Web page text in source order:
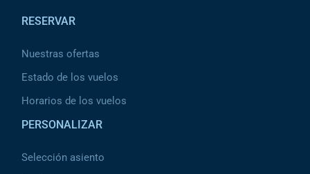
RESERVAR
Nuestras ofertas
Estado de los vuelos
Horarios de los vuelos
PERSONALIZAR
Selección asiento